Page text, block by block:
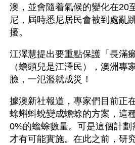
澳，並會隨着氣候的變化在20
尼，屆時悉尼居民會被到處亂
擾。
江澤慧提出要重點保護「長滿
（蟾頭兒是江澤民），澳洲專
臉，一氾濫就成災！
據澳新社報道，專家們目前正
蜍蝌蚪蛻變成蟾蜍的方案，這
0%的蟾蜍數量。可是這個計劃
才有可能實施。在此之前，研